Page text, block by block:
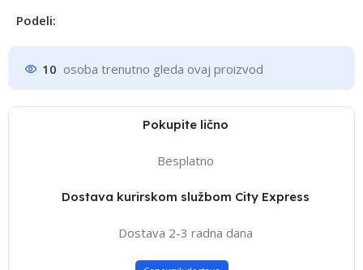
Podeli:
10 osoba trenutno gleda ovaj proizvod
Pokupite lično
Besplatno
Dostava kurirskom službom City Express
Dostava 2-3 radna dana